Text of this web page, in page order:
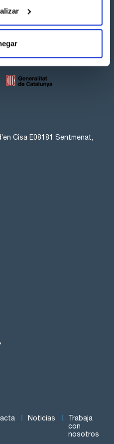
Cisa E08181 Sentmenat,
Noticias
Trabaja
con
nosotros